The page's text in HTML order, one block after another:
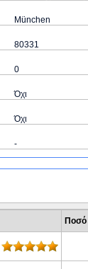
München
80331
0
Όχι
Όχι
-
Ποσό